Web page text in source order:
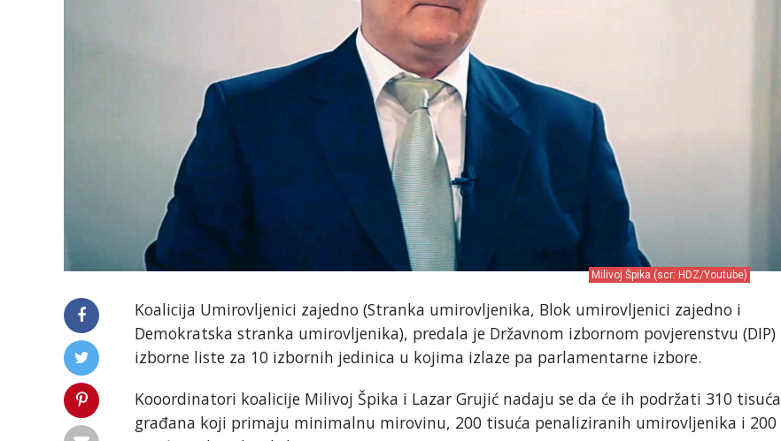
Milivoj Špika (scr: HDZ/Youtube)
Koalicija Umirovljenici zajedno (Stranka umirovljenika, Blok umirovljenici zajedno i
Demokratska stranka umirovljenika), predala je Državnom izbornom povjerenstvu (DIP)
izborne liste za 10 izbornih jedinica u kojima izlaze pa parlamentarne izbore.
Kooordinatori koalicije Milivoj Špika i Lazar Grujić nadaju se da će ih podržati 310 tisuća
građana koji primaju minimalnu mirovinu, 200 tisuća penaliziranih umirovljenika i 200